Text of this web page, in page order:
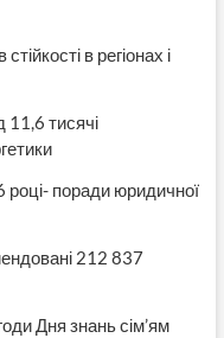
в регіонах і
тисячі
році- поради юридичної
212 837
Дня знань сім’ям